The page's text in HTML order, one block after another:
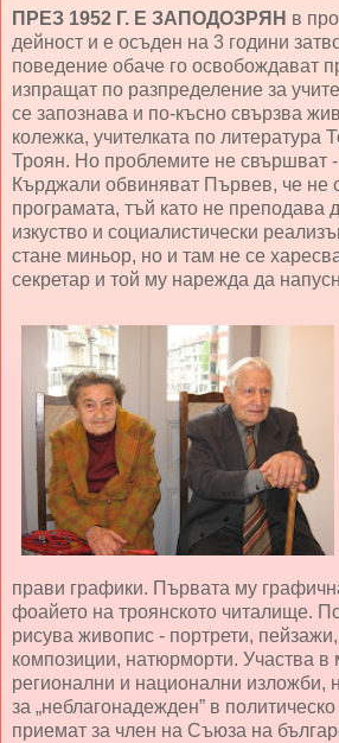
ПРЕЗ 1952 Г. Е ЗАПОДОЗРЯН в
дейност и е осъден на 3 години
поведение обаче го освобождават
изпращат по разпределение за
се запознава и по-късно свързва
колежка, учителката по литература
Троян. Но проблемите не свършват
Кърджали обвиняват Първев, че не
програмата, тъй като не преподава
изкуство и социалистически
стане миньор, но и там не се
секретар и той му нарежда да
прави графики. Първата му
фоайето на троянското читалище.
рисува живопис - портрети,
композиции, натюрморти. Участва в
регионални и национални изложби,
за „неблагонадежден” в
приемат за член на Съюза на